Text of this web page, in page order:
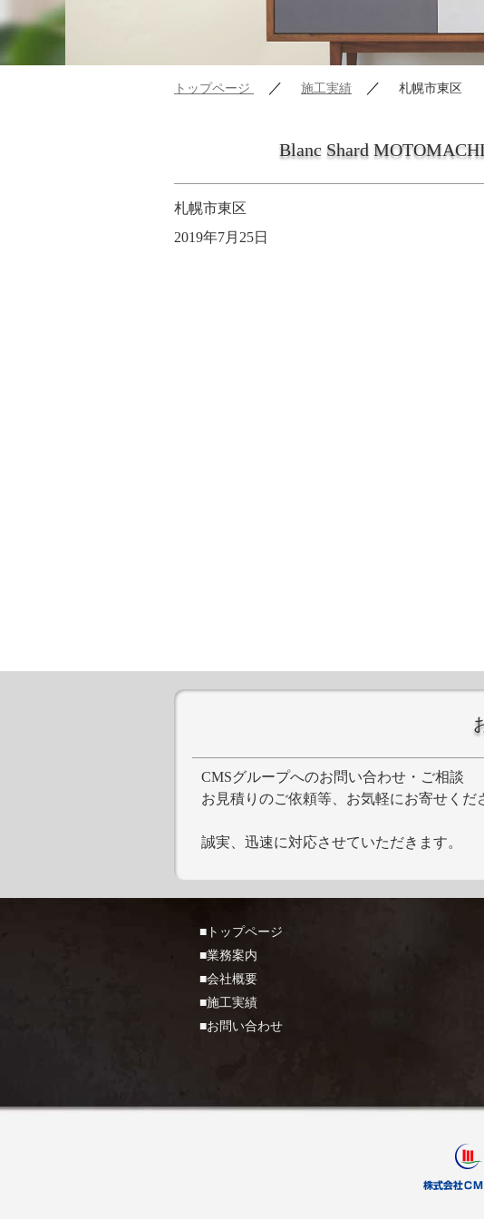
トップページ ／ 施工実績 ／ 札幌市東区
Blanc Shard MOTOMACHI
札幌市東区
2019年7月25日
CMSグループへのお問い合わせ・ご相談
お見積りのご依頼等、お気軽にお寄せくだ
誠実、迅速に対応させていただきます。
■トップページ
■業務案内
■会社概要
■施工実績
■お問い合わせ